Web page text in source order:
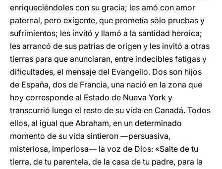
enriqueciéndoles con su gracia; les amó con amor
paternal, pero exigente, que prometía sólo pruebas y
sufrimientos; les invitó y llamó a la santidad heroica;
les arrancó de sus patrias de origen y les invitó a otras
tierras para que anunciaran, entre indecibles fatigas y
dificultades, el mensaje del Evangelio. Dos son hijos
de España, dos de Francia, una nació en la zona que
hoy corresponde al Estado de Nueva York y
transcurrió luego el resto de su vida en Canadá. Todos
ellos, al igual que Abraham, en un determinado
momento de su vida sintieron —persuasiva,
misteriosa, imperiosa— la voz de Dios: «Salte de tu
tierra, de tu parentela, de la casa de tu padre, para la